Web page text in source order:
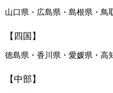
山口県・広島県・島根県・鳥
【四国】
徳島県・香川県・愛媛県・高
【中部】